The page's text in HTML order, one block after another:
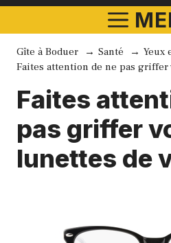
Gîte à Boduer Santé
Yeux
Faites attention de ne pas griffer
Faites
pas griffer
lunettes de